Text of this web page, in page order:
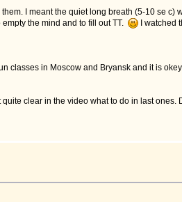
I meant the quiet long breath (5-10 se c)
empty the mind and to fill out TT.
I watched
classes in Moscow and Bryansk and it is
clear in the video what to do in last ones.